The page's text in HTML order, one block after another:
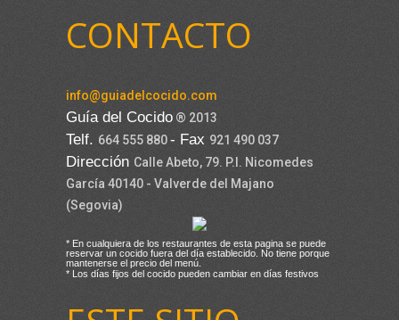
CONTACTO
info@guiadelcocido.com
Guía del Cocido ® 2013
Telf. 664 555 880- Fax 921 490 037
Dirección Calle Abeto, 79. P.I. Nicomedes
García 40140 - Valverde del Majano
(Segovia)
* En cualquiera de los restaurantes de esta pagina se puede
reservar un cocido fuera del día establecido. No tiene porque
mantenerse el precio del menú.
* Los días fijos del cocido pueden cambiar en días festivos